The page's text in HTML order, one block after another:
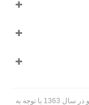
شرکت تولیدی و صنعتی پارسا پلاستیک با نام تجاری پاپکو در سال 1363 با توجه به